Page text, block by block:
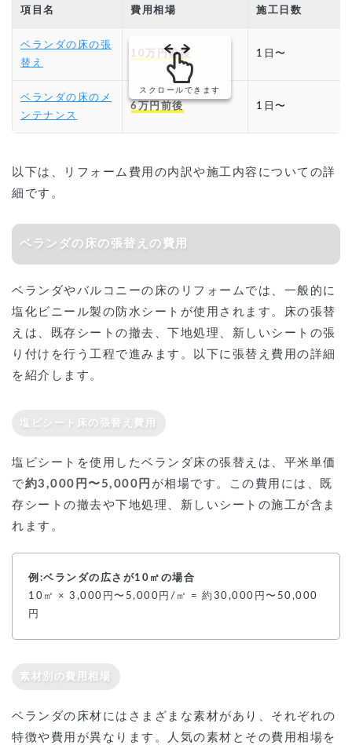
項目名 費用相場 施工日数
ベランダの床の張
替え
10万円前後 1日〜
ベランダの床のメ
ンテナンス
6万円前後 1日〜
スクロールできます
以下は、リフォーム費用の内訳や施工内容についての詳
細です。
ベランダの床の張替えの費用
ベランダやバルコニーの床のリフォームでは、一般的に
塩化ビニール製の防水シートが使用されます。床の張替
えは、既存シートの撤去、下地処理、新しいシートの張
り付けを行う工程で進みます。以下に張替え費用の詳細
を紹介します。
塩ビシート床の張替え費用
塩ビシートを使用したベランダ床の張替えは、平米単価
で約3,000円〜5,000円 が相場です。この費用には、既
存シートの撤去や下地処理、新しいシートの施工が含ま
れます。
例:ベランダの広さが10㎡の場合
10㎡ × 3,000円〜5,000円/㎡ = 約30,000円〜50,000
円
素材別の費用相場
ベランダの床材にはさまざまな素材があり、それぞれの
特徴や費用が異なります。人気の素材とその費用相場を